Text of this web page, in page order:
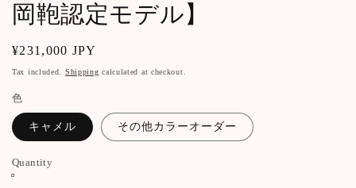
岡鞄認定モデル】
Regular
price
¥231,000 JPY
Tax included. Shipping calculated at checkout.
色
キャメル その他カラーオーダー
Quantity